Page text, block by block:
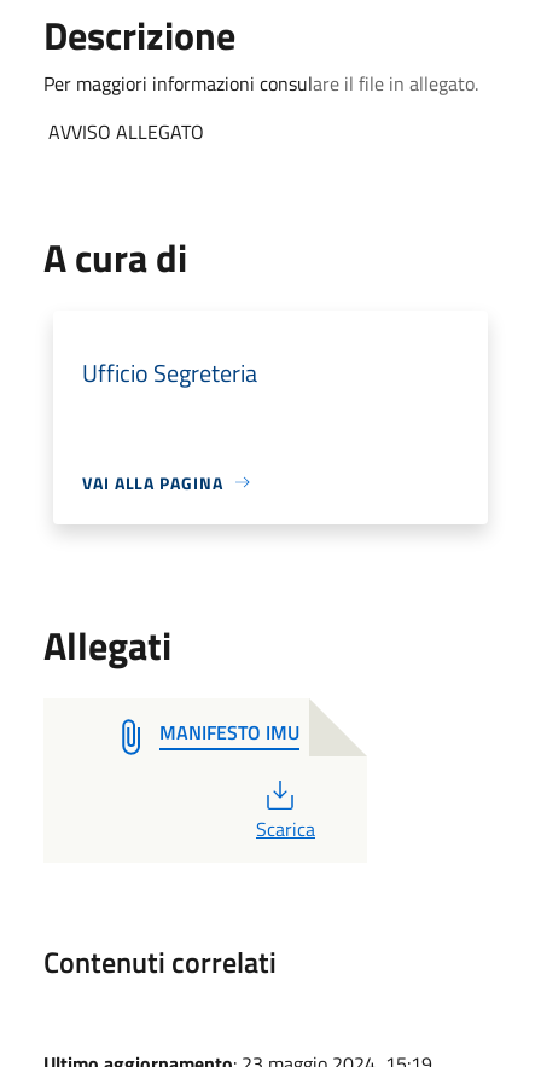
Descrizione
Per maggiori informazioni consulare il file in allegato.
AVVISO ALLEGATO
A cura di
Ufficio Segreteria
VAI ALLA PAGINA
Allegati
MANIFESTO IMU
Scarica
Contenuti correlati